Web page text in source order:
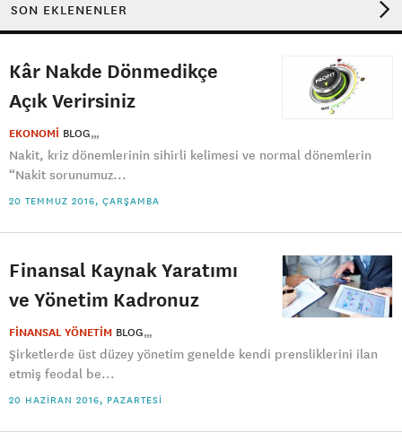
SON EKLENENLER
Kâr Nakde Dönmedikçe
Açık Verirsiniz
EKONOMİ BLOG
Nakit, kriz dönemlerinin sihirli kelimesi ve normal dönemlerin
“Nakit sorunumuz...
20 TEMMUZ 2016, ÇARŞAMBA
Finansal Kaynak Yaratımı
ve Yönetim Kadronuz
FİNANSAL YÖNETİM BLOG
Şirketlerde üst düzey yönetim genelde kendi prensliklerini ilan
etmiş feodal be...
20 HAZIRAN 2016, PAZARTESI